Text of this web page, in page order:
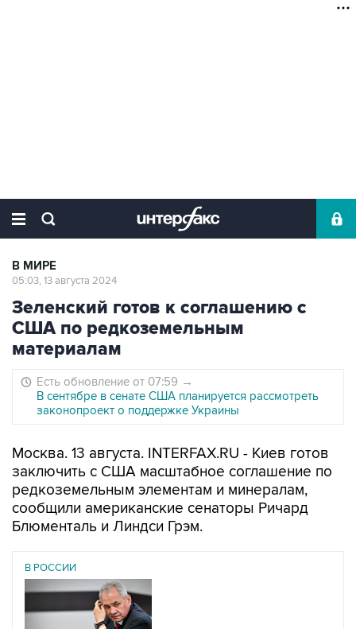
В МИРЕ
05:03, 13 августа 2024
Зеленский готов к соглашению с
США по редкоземельным
материалам
Есть обновление от 07:59 →
В сентябре в сенате США планируется рассмотреть
законопроект о поддержке Украины
Москва. 13 августа. INTERFAX.RU - Киев готов
заключить с США масштабное соглашение по
редкоземельным элементам и минералам,
сообщили американские сенаторы Ричард
Блюменталь и Линдси Грэм.
В РОССИИ